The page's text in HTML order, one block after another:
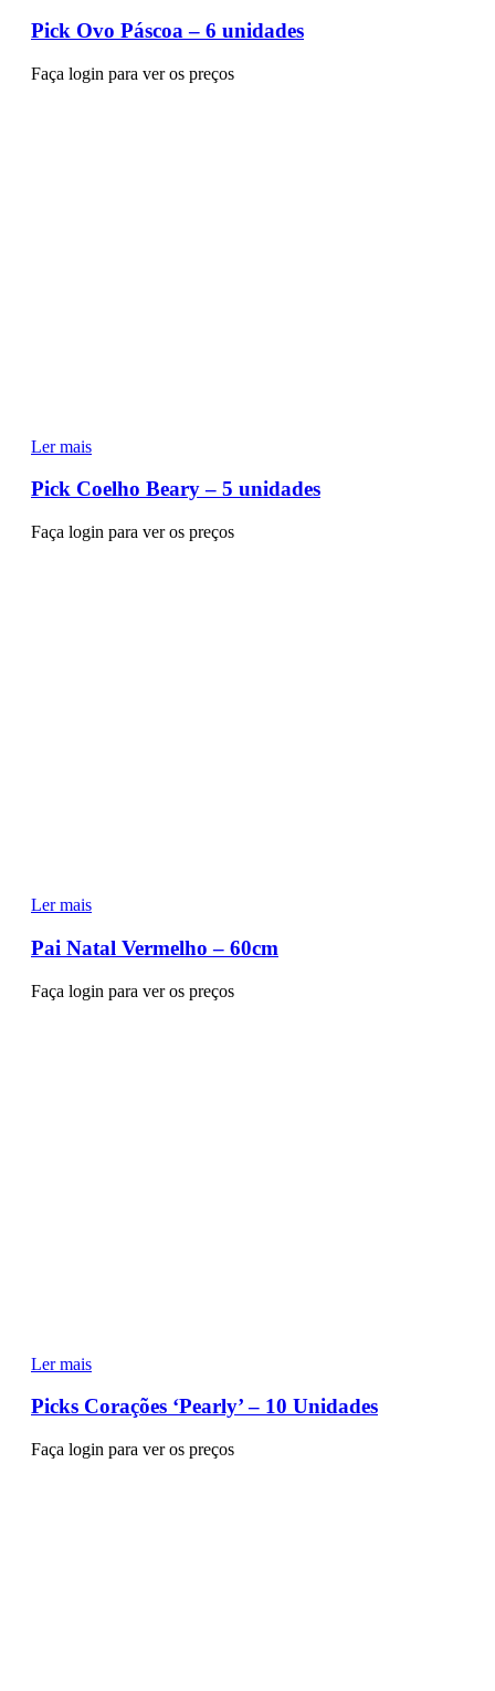
Pick Ovo Páscoa – 6 unidades
Faça login para ver os preços
Ler mais
Pick Coelho Beary – 5 unidades
Faça login para ver os preços
Ler mais
Pai Natal Vermelho – 60cm
Faça login para ver os preços
Ler mais
Picks Corações ‘Pearly’ – 10 Unidades
Faça login para ver os preços